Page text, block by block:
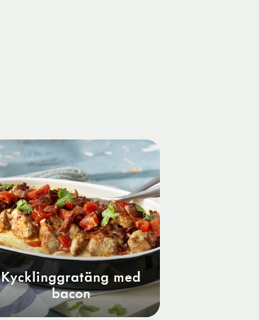
Kycklinggratäng med
bacon